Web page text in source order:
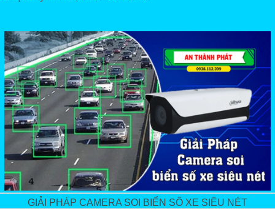
GIẢI PHÁP CAMERA SOI BIỂN SỐ XE SIÊU NÉT